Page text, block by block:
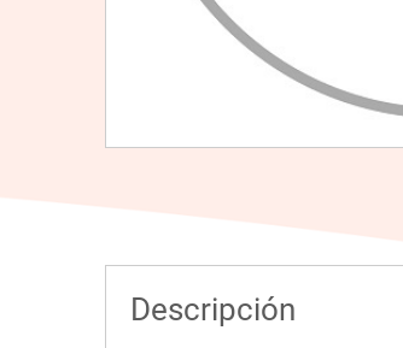
Descripción